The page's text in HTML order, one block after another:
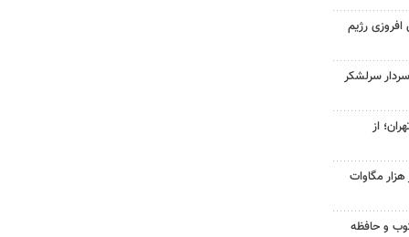
رژیم
سرلشکر
از
مگاوات
و حافظه